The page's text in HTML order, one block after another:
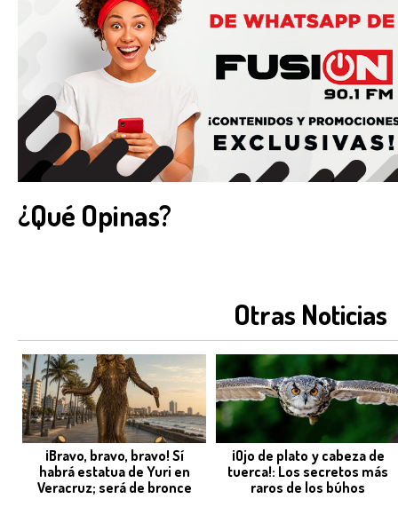
¿Qué Opinas?
Otras Noticias
¡Bravo, bravo, bravo! Sí
habrá estatua de Yuri en
Veracruz; será de bronce
¡Ojo de plato y cabeza de
tuerca!: Los secretos más
raros de los búhos